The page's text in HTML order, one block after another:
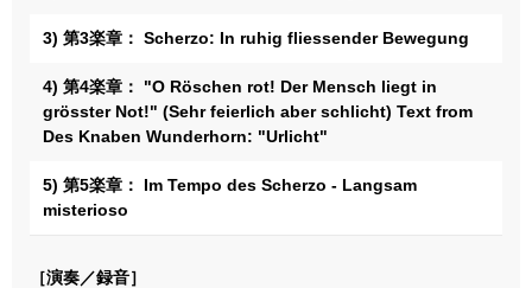
3) 第3楽章： Scherzo: In ruhig fliessender Bewegung
4) 第4楽章： "O Röschen rot! Der Mensch liegt in
grösster Not!" (Sehr feierlich aber schlicht) Text from
Des Knaben Wunderhorn: "Urlicht"
5) 第5楽章： Im Tempo des Scherzo - Langsam
misterioso
［演奏／録音］